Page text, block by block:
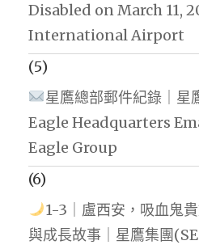
Disabled on March 11,
International Airport
(5)
星鷹總部郵件紀錄｜
Eagle Headquarters
Eagle Group
(6)
1-3｜盧西安，吸血鬼
與成長故事｜星鷹集團